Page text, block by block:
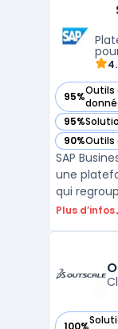
gestion
95%Outils
— voir
95%
— voir
90%Outils
— voir
SAP
une
qui
des
métiers,
Plus d’infos
100%